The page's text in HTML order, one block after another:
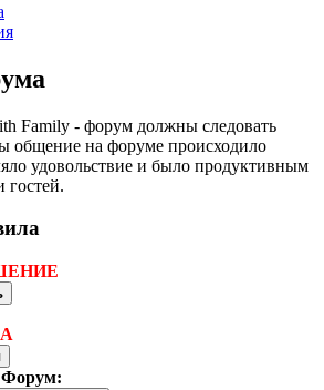
Family - форум должны следовать
общение на форуме происходило
удовольствие и было продуктивным
гостей.
Форум: